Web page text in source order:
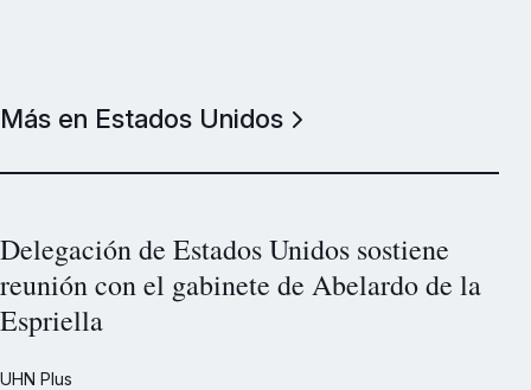
Más en Estados Unidos
Delegación de Estados Unidos sostiene
reunión con el gabinete de Abelardo de la
Espriella
UHN Plus